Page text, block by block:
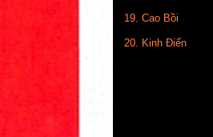
19. Cao Bồi
20. Kinh Điển